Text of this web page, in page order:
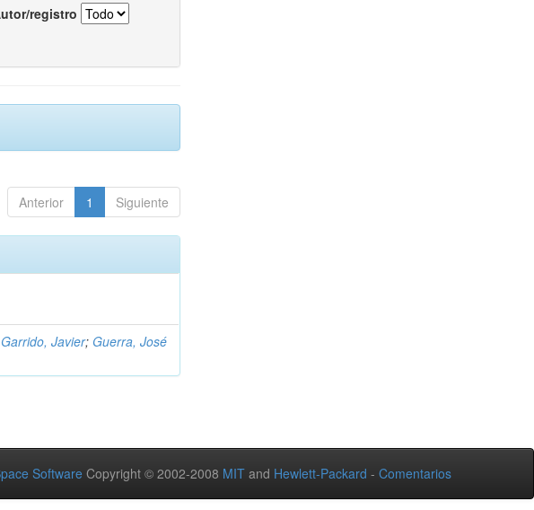
registro
Anterior 1 Siguiente
Garrido, Javier; Guerra, José
Software Copyright © 2002-2008 MIT and Hewlett-Packard - Comentarios